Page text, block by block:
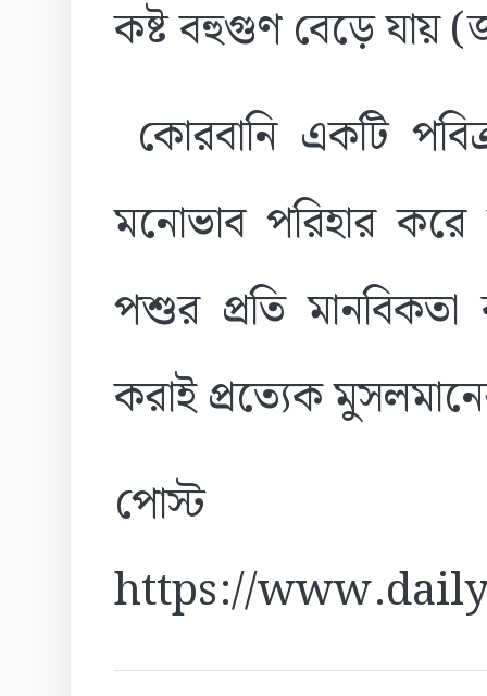
কষ্ট বহুগুণ বেড়ে যায়
কোরবানি একটি
মনোভাব পরিহার করে
পশুর প্রতি
করাই প্রত্যেক
https://